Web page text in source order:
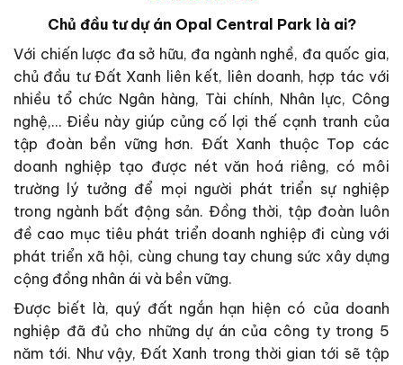
Chủ đầu tư dự án Opal Central Park là ai?
Với chiến lược đa sở hữu, đa ngành nghề, đa quốc gia,
chủ đầu tư Đất Xanh liên kết, liên doanh, hợp tác với
nhiều tổ chức Ngân hàng, Tài chính, Nhân lực, Công
nghệ,… Điều này giúp củng cố lợi thế cạnh tranh của
tập đoàn bền vững hơn. Đất Xanh thuộc Top các
doanh nghiệp tạo được nét văn hoá riêng, có môi
trường lý tưởng để mọi người phát triển sự nghiệp
trong ngành bất động sản. Đồng thời, tập đoàn luôn
đề cao mục tiêu phát triển doanh nghiệp đi cùng với
phát triển xã hội, cùng chung tay chung sức xây dựng
cộng đồng nhân ái và bền vững.
Được biết là, quý đất ngắn hạn hiện có của doanh
nghiệp đã đủ cho những dự án của công ty trong 5
năm tới. Như vậy, Đất Xanh trong thời gian tới sẽ tập